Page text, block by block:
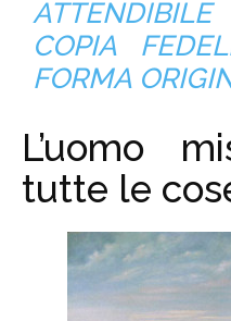
COPIA
FORMA
L’uomo
tutte le